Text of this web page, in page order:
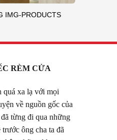
IMG-PRODUCTS
RÈM CỬA
xa lạ với mọi
về nguồn gốc của
từng đi qua những
ông cha ta đã